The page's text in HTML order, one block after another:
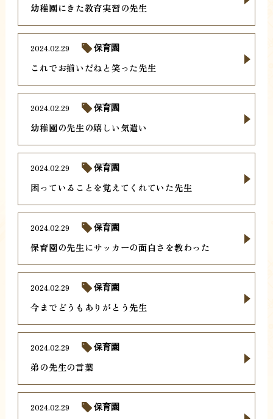
幼稚園にきた教育実習の先生
これでお揃いだねと笑った先生
2024.02.29 保育園
幼稚園の先生の嬉しい気遣い
2024.02.29 保育園
困っていることを覚えてくれていた先生
2024.02.29 保育園
保育園の先生にサッカーの面白さを教わった
2024.02.29 保育園
今までどうもありがとう先生
2024.02.29 保育園
弟の先生の言葉
2024.02.29 保育園
2024.02.29 保育園